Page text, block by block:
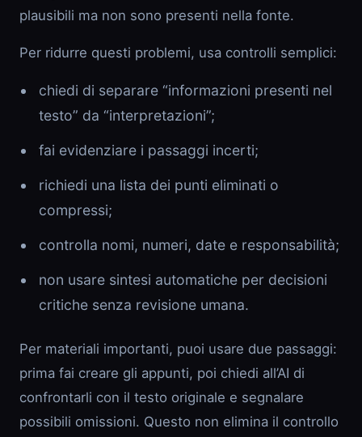
plausibili ma non sono presenti nella fonte.
Per ridurre questi problemi, usa controlli semplici:
chiedi di separare “informazioni presenti nel
testo” da “interpretazioni”;
fai evidenziare i passaggi incerti;
richiedi una lista dei punti eliminati o
compressi;
controlla nomi, numeri, date e responsabilità;
non usare sintesi automatiche per decisioni
critiche senza revisione umana.
Per materiali importanti, puoi usare due passaggi:
prima fai creare gli appunti, poi chiedi all’AI di
confrontarli con il testo originale e segnalare
possibili omissioni. Questo non elimina il controllo